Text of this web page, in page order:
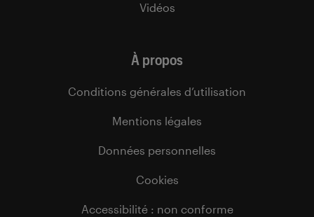
Vidéos
À propos
Conditions générales d’utilisation
Mentions légales
Données personnelles
Cookies
Accessibilité : non conforme